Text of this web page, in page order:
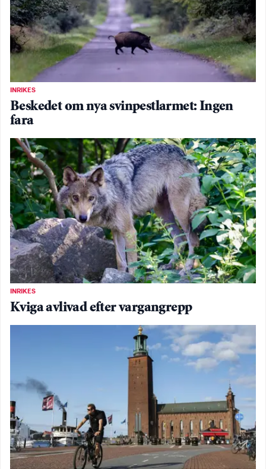
INRIKES
Beskedet om nya svinpestlarmet: Ingen
fara
INRIKES
Kviga avlivad efter vargangrepp